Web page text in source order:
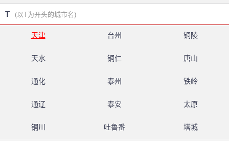
T (以T为开头的城市名)
天津 台州 铜陵
天水 铜仁 唐山
通化 泰州 铁岭
通辽 泰安 太原
铜川 吐鲁番 塔城